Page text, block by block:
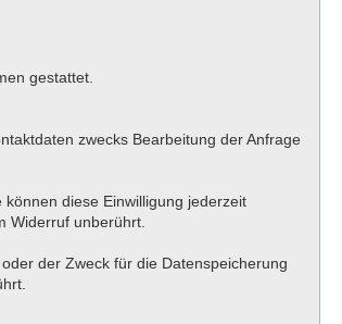
gestattet.
zwecks Bearbeitung der Anfrage
diese Einwilligung jederzeit
Widerruf unberührt.
der Zweck für die Datenspeicherung